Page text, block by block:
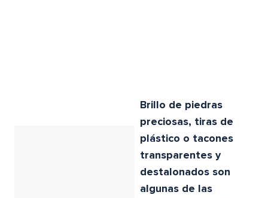
Brillo de piedras
preciosas, tiras de
plástico o tacones
transparentes y
destalonados son
algunas de las